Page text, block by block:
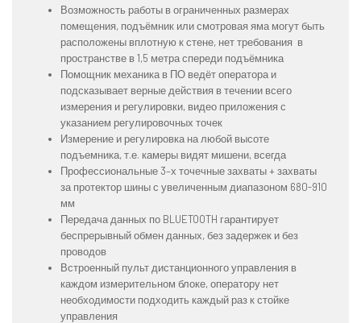
Возможность работы в ограниченных размерах
помещения, подъёмник или смотровая яма могут быть
расположены вплотную к стене, нет требования в
пространстве в 1,5 метра спереди подъёмника
Помощник механика в ПО ведёт оператора и
подсказывает верные действия в течении всего
измерения и регулировки, видео приложения с
указанием регулировочных точек
Измерение и регулировка на любой высоте
подъемника, т.е. камеры видят мишени, всегда
Профессиональные 3–х точечные захваты + захваты
за протектор шины с увеличенным диапазоном 680-910
мм
Передача данных по BLUETOOTH гарантирует
беспрерывный обмен данных, без задержек и без
проводов
Встроенный пульт дистанционного управления в
каждом измерительном блоке, оператору нет
необходимости подходить каждый раз к стойке
управления